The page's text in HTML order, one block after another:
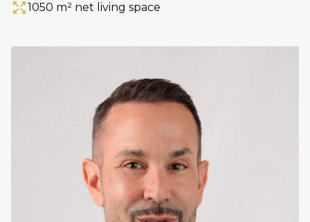
Area
1050 m² net living space